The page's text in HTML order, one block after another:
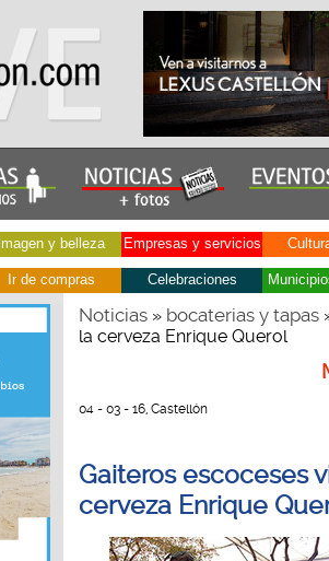
Imagen y belleza Empresas y servicios
Ir de compras Celebraciones
Noticias» bocaterias y tapas
la cerveza Enrique Querol
04 - 03 - 16, Castellón
Gaiteros escoceses
cerveza Enrique